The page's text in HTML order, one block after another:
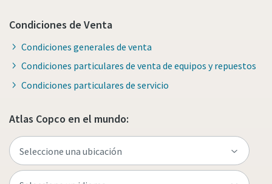
Condiciones de Venta
Condiciones generales de venta
Condiciones particulares de venta de equipos y repuestos
Condiciones particulares de servicio
Atlas Copco en el mundo: